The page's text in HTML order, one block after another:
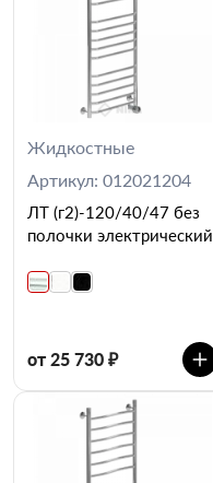
Жидкостные
Артикул: 012021204
ЛТ (г2)-120/40/47 без
полочки электрический
от 25 730 ₽